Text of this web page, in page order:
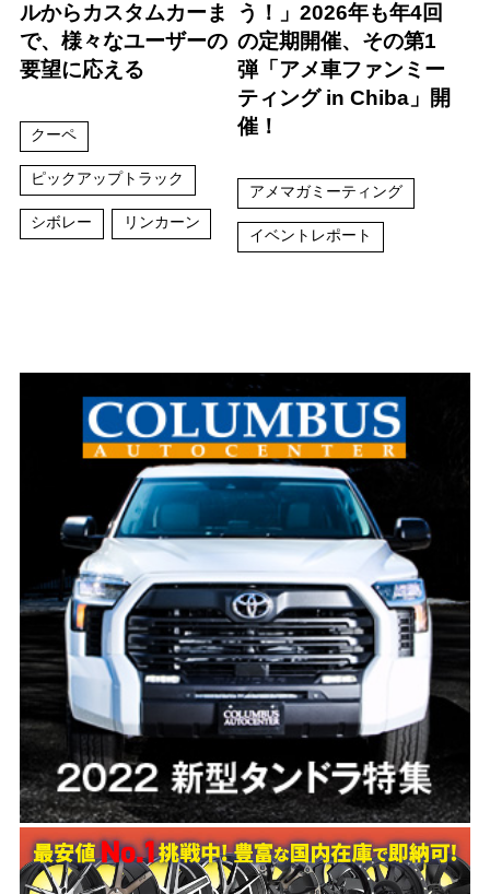
ルからカスタムカーま
で、様々なユーザーの
要望に応える
クーペ
ピックアップトラック
シボレー リンカーン
う！」2026年も年4回
の定期開催、その第1
弾「アメ車ファンミー
ティング in Chiba」開
催！
アメマガミーティング
イベントレポート